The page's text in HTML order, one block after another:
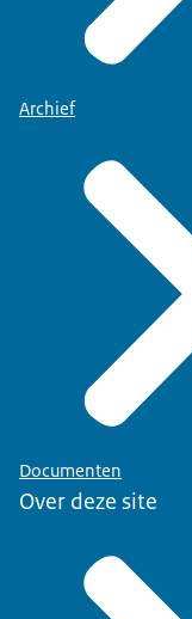
Archief
Documenten
Over deze site